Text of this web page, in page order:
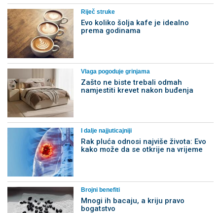
Riječ struke
Evo koliko šolja kafe je idealno
prema godinama
Vlaga pogoduje grinjama
Zašto ne biste trebali odmah
namjestiti krevet nakon buđenja
I dalje najjuticajniji
Rak pluća odnosi najviše života: Evo
kako može da se otkrije na vrijeme
Brojni benefiti
Mnogi ih bacaju, a kriju pravo
bogatstvo